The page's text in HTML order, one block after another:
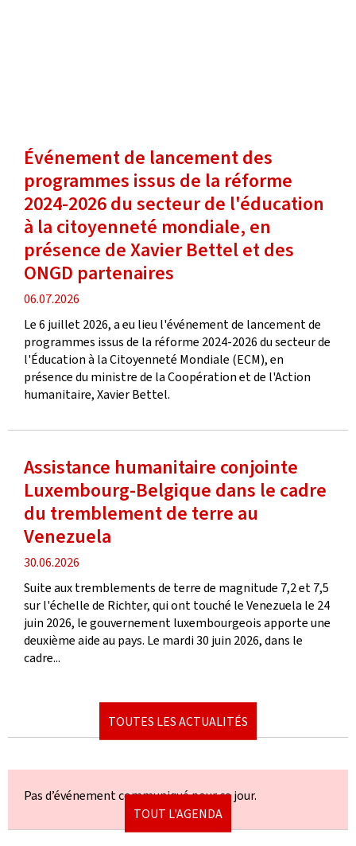
Événement de lancement des
programmes issus de la réforme
2024-2026 du secteur de l'éducation
à la citoyenneté mondiale, en
présence de Xavier Bettel et des
ONGD partenaires
date
de
publication
06.07.2026
Le 6 juillet 2026, a eu lieu l'événement de lancement de
programmes issus de la réforme 2024-2026 du secteur de
l'Éducation à la Citoyenneté Mondiale (ECM), en
présence du ministre de la Coopération et de l'Action
humanitaire, Xavier Bettel.
Assistance humanitaire conjointe
Luxembourg-Belgique dans le cadre
du tremblement de terre au
Venezuela
date
de
publication
30.06.2026
Suite aux tremblements de terre de magnitude 7,2 et 7,5
sur l'échelle de Richter, qui ont touché le Venezuela le 24
juin 2026, le gouvernement luxembourgeois apporte une
deuxième aide au pays. Le mardi 30 juin 2026, dans le
cadre...
TOUTES LES ACTUALITÉS
Pas d’événement communiqué pour ce jour.
TOUT L'AGENDA